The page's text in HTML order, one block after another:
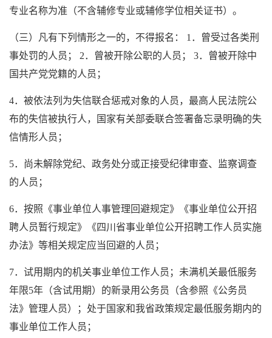
专业名称为准（不含辅修专业或辅修学位相关证书）。
（三）凡有下列情形之一的，不得报名： 1．曾受过各类刑
事处罚的人员； 2．曾被开除公职的人员； 3．曾被开除中
国共产党党籍的人员；
4．被依法列为失信联合惩戒对象的人员，最高人民法院公
布的失信被执行人，国家有关部委联合签署备忘录明确的失
信情形人员；
5．尚未解除党纪、政务处分或正接受纪律审查、监察调查
的人员；
6．按照《事业单位人事管理回避规定》《事业单位公开招
聘人员暂行规定》《四川省事业单位公开招聘工作人员实施
办法》等相关规定应当回避的人员；
7．试用期内的机关事业单位工作人员；未满机关最低服务
年限5年（含试用期）的新录用公务员（含参照《公务员
法》管理人员）；处于国家和我省政策规定最低服务期内的
事业单位工作人员；